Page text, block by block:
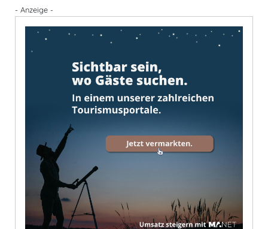
- Anzeige -